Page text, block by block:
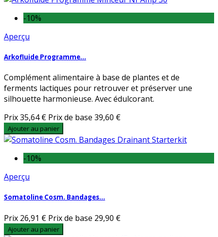
-10%
Aperçu
Arkofluide Programme...
Complément alimentaire à base de plantes et de
ferments lactiques pour retrouver et préserver une
silhouette harmonieuse. Avec édulcorant.
Prix35,64 € Prix de base 39,60 €
Ajouter au panier
-10%
Aperçu
Somatoline Cosm. Bandages...
Prix 26,91 € Prix de base 29,90 €
Ajouter au panier